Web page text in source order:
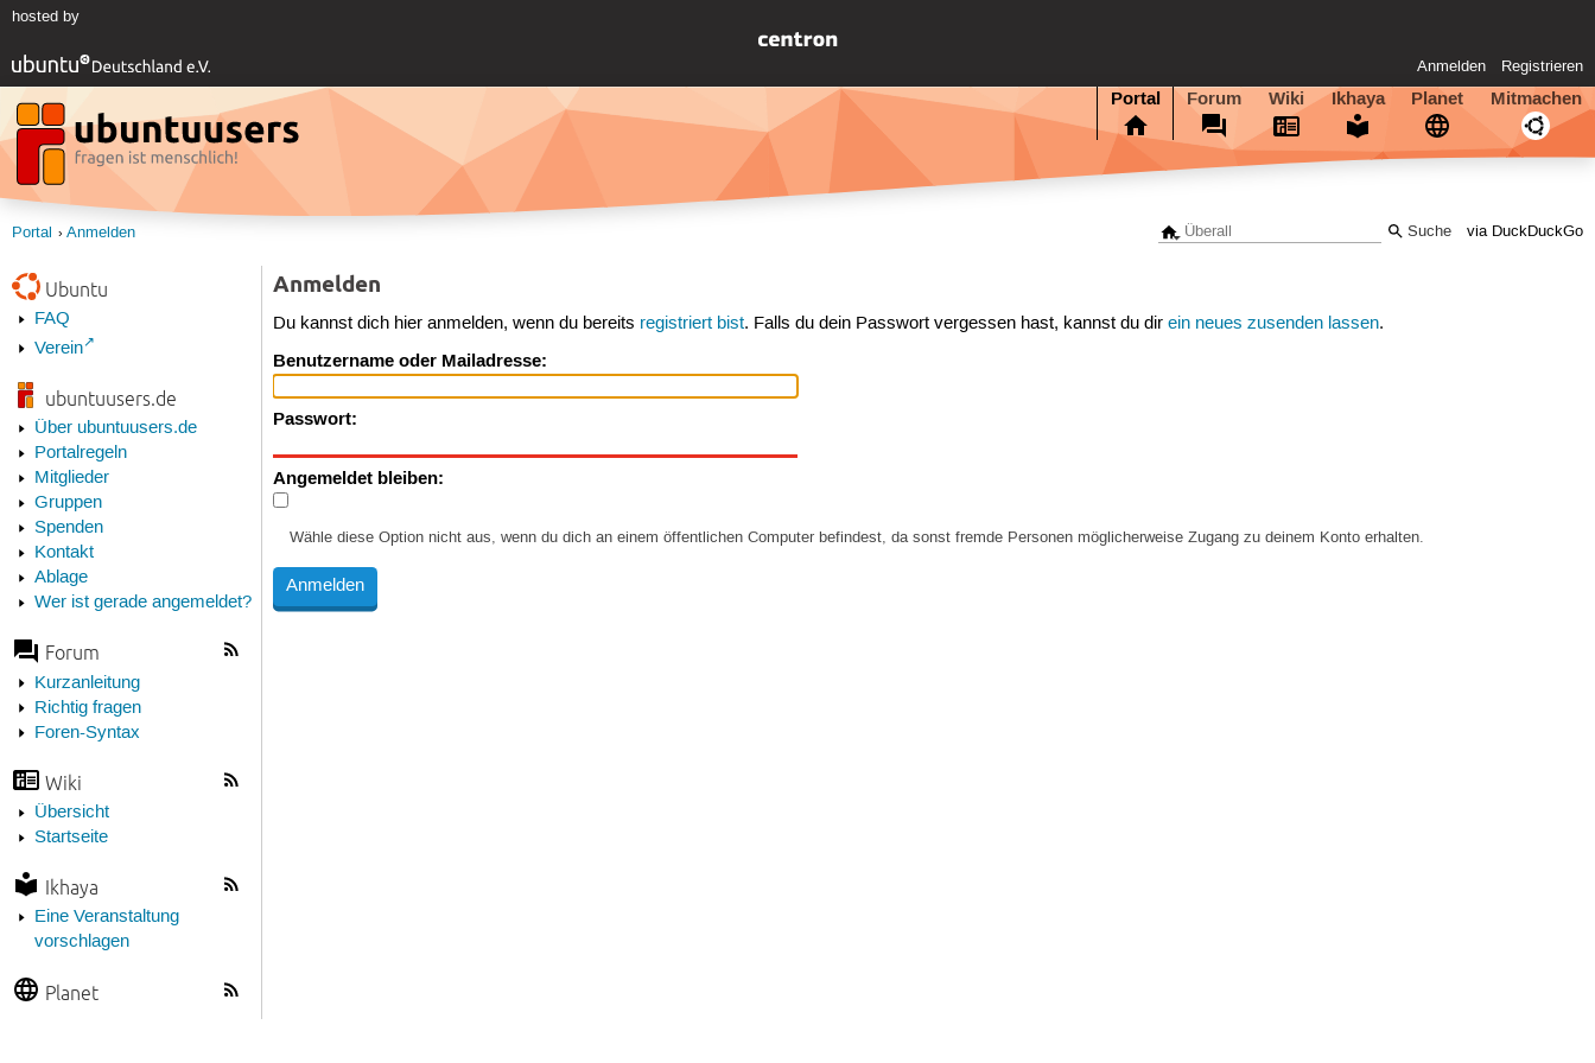
hosted by
Anmelden Registrieren
Portal Forum Wiki Ikhaya Planet Mitmachen
via DuckDuckGo
Portal Anmelden
Ubuntu
FAQ
Verein
ubuntuusers.de
Über ubuntuusers.de
Portalregeln
Mitglieder
Gruppen
Spenden
Kontakt
Ablage
Wer ist gerade angemeldet?
Forum
Kurzanleitung
Richtig fragen
Foren-Syntax
Wiki
Übersicht
Startseite
Ikhaya
Eine Veranstaltung
vorschlagen
Planet
Anmelden
Du kannst dich hier anmelden, wenn du bereits registriert bist. Falls du dein Passwort vergessen hast, kannst du direin neues zusenden lassen.
Benutzername oder Mailadresse:
Passwort:
Angemeldet bleiben:
Wähle diese Option nicht aus, wenn du dich an einem öffentlichen Computer befindest, da sonst fremde Personen möglicherweise Zugang zu deinem Konto erhalten.